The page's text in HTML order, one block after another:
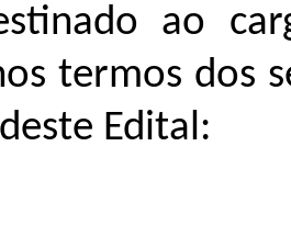
ao
termos dos
Edital: